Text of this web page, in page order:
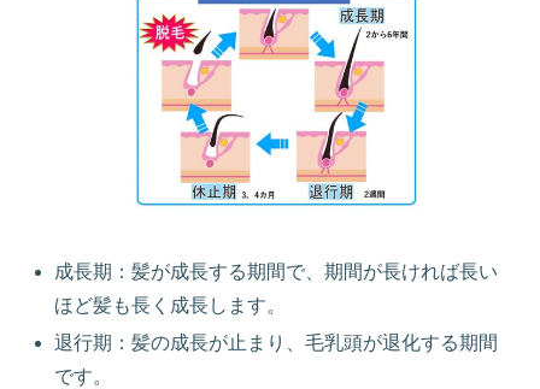
成長期：髪が成長する期間で、期間が長ければ長い
ほど髪も長く成長します。
退行期：髪の成長が止まり、毛乳頭が退化する期間
です。